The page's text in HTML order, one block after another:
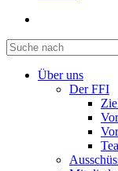
Diese
Website
durchsuchen
Über uns
Der FFI